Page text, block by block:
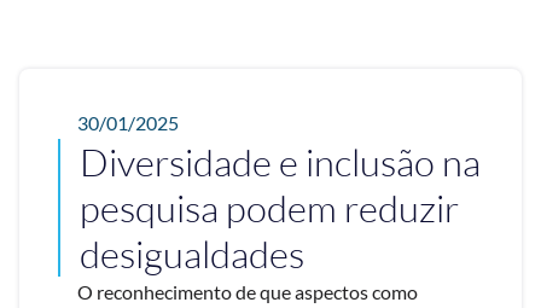
30/01/2025
Diversidade e inclusão na
pesquisa podem reduzir
desigualdades
O reconhecimento de que aspectos como